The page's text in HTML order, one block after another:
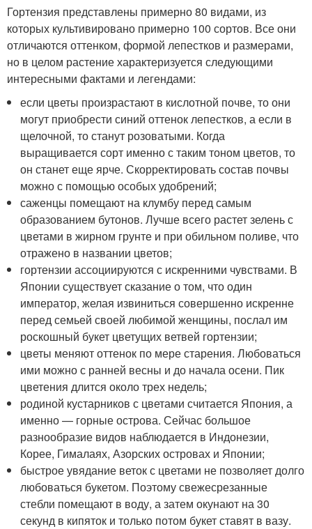
Гортензия представлены примерно 80 видами, из
которых культивировано примерно 100 сортов. Все они
отличаются оттенком, формой лепестков и размерами,
но в целом растение характеризуется следующими
интересными фактами и легендами:
если цветы произрастают в кислотной почве, то они
могут приобрести синий оттенок лепестков, а если в
щелочной, то станут розоватыми. Когда
выращивается сорт именно с таким тоном цветов, то
он станет еще ярче. Скорректировать состав почвы
можно с помощью особых удобрений;
саженцы помещают на клумбу перед самым
образованием бутонов. Лучше всего растет зелень с
цветами в жирном грунте и при обильном поливе, что
отражено в названии цветов;
гортензии ассоциируются с искренними чувствами. В
Японии существует сказание о том, что один
император, желая извиниться совершенно искренне
перед семьей своей любимой женщины, послал им
роскошный букет цветущих ветвей гортензии;
цветы меняют оттенок по мере старения. Любоваться
ими можно с ранней весны и до начала осени. Пик
цветения длится около трех недель;
родиной кустарников с цветами считается Япония, а
именно — горные острова. Сейчас большое
разнообразие видов наблюдается в Индонезии,
Корее, Гималаях, Азорских островах и Японии;
быстрое увядание веток с цветами не позволяет долго
любоваться букетом. Поэтому свежесрезанные
стебли помещают в воду, а затем окунают на 30
секунд в кипяток и только потом букет ставят в вазу.